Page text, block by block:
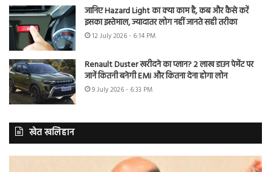
जानिए Hazard Light का क्या काम है, कब और कैसे करें
इसका इस्तेमाल, ज्यादातर लोग नहीं जानते सही तरीका
12 July 2026 - 6:14 PM
Renault Duster खरीदने का प्लान? 2 लाख डाउन पेमेंट पर
जानें कितनी बनेगी EMI और कितना देना होगा लोन
9 July 2026 - 6:33 PM
खेत खलिहान